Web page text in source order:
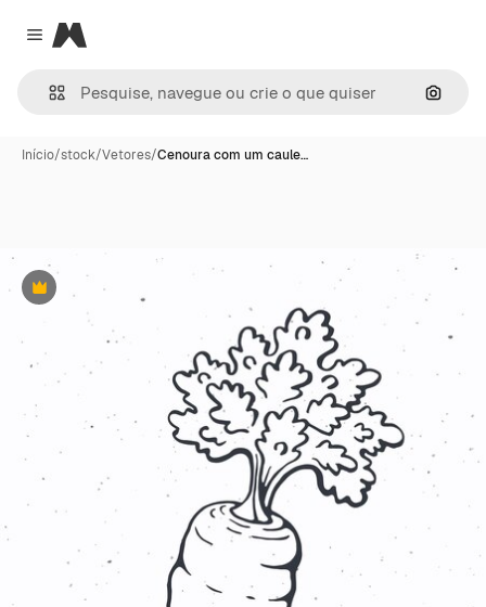
Close menu
Magnific
Início/stock/Vetores/Cenoura com um caule…
Premium